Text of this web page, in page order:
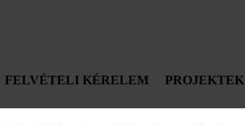
FELVÉTELI KÉRELEM PROJEKTEK